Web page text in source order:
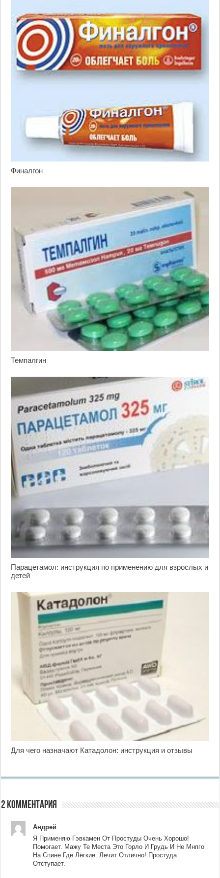
Финалгон
Темпалгин
Парацетамол: инструкция по применению для взрослых и
детей
Для чего назначают Катадолон: инструкция и отзывы
2 комментария
Андрей
Я Применяю Гэвкамен От Простуды Очень Хорошо!
Помогает. Мажу Те Места Это Горло И Грудь И Не Мнпго
На Спине Где Лёгкие. Лечит Отлично! Простуда
Отступает.